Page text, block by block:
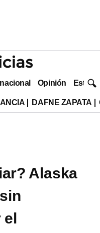
Opinión Estilo
DAFNE ZAPATA
Alaska
el